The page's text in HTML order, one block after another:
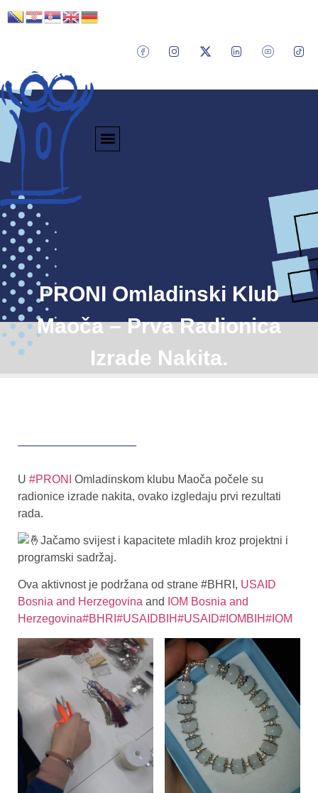
PRONI Omladinski Klub
Maoča – Prva Radionica
Izrade Nakita.
U #PRONI
Omladinskom klubu Maoča počele su
radionice izrade nakita, ovako izgledaju prvi rezultati
rada.
Jačamo svijest i kapacitete mladih kroz projektni i
programski sadržaj.
Ova aktivnost je podržana od strane #BHRI, USAID
Bosnia and Herzegovina and IOM Bosnia and
Herzegovina#BHRI #USAIDBIH#USAID#IOMBIH#IOM